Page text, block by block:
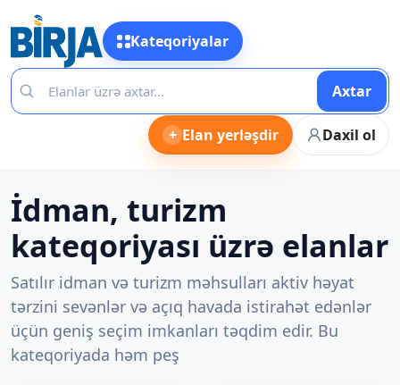
Kateqoriyalar
Axtar
+ Elan yerləşdir Daxil ol
İdman, turizm
kateqoriyası üzrə elanlar
Satılır idman və turizm məhsulları aktiv həyat
tərzini sevənlər və açıq havada istirahət edənlər
üçün geniş seçim imkanları təqdim edir. Bu
kateqoriyada həm peş